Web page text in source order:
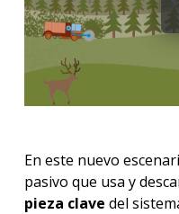
En este nuevo
pasivo que usa y
pieza clave del